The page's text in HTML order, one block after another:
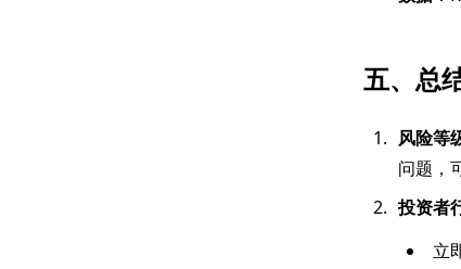
五、总
风险等
问题，
投资者
立